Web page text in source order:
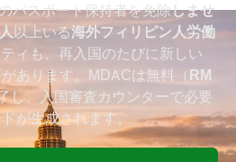
パスポート保持者を免除しませ
以上いる海外フィリピン人労働
ィも、再入国のたびに新しい
あります。MDACは無料（RM
し、入国審査カウンターで必要
が生成されます。